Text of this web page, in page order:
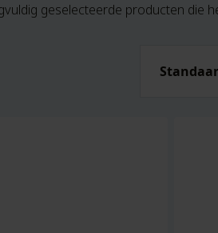
geselecteerde producten die